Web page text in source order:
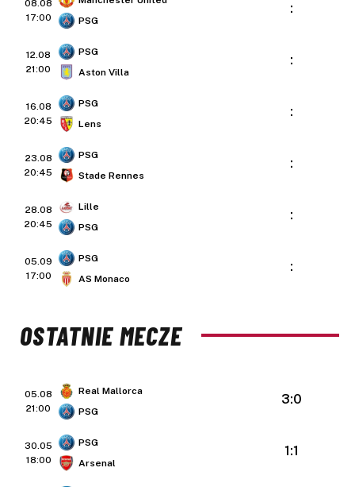
08.08
17:00
PSG
:
12.08
21:00
PSG
Aston Villa
:
16.08
20:45
PSG
Lens
:
23.08
20:45
PSG
Stade Rennes
:
28.08
20:45
Lille
PSG
:
05.09
17:00
PSG
AS Monaco
:
OSTATNIE MECZE
05.08
21:00
Real Mallorca
PSG
3:0
30.05
18:00
PSG
Arsenal
1:1